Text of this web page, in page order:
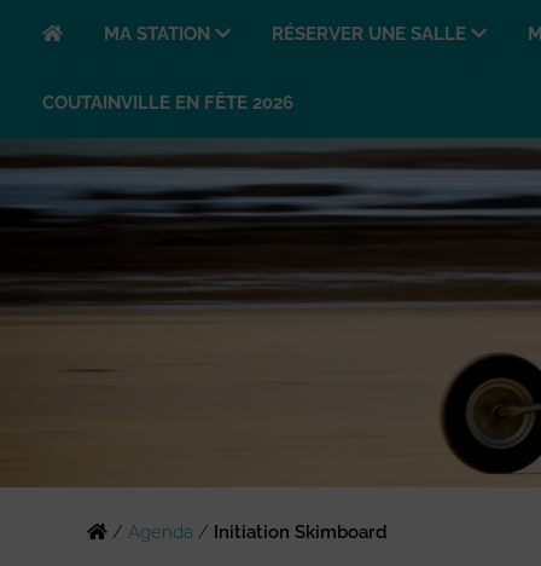
MA STATION RÉSERVER UNE SALLE
COUTAINVILLE EN FÊTE 2026
/ Agenda / Initiation Skimboard